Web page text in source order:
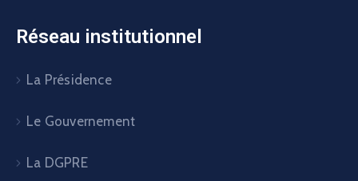
Réseau institutionnel
La Présidence
Le Gouvernement
La DGPRE